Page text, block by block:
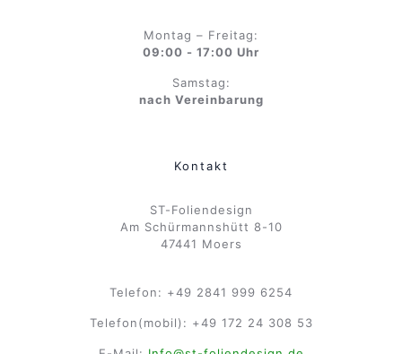
Montag – Freitag:
09:00 - 17:00 Uhr
Samstag:
nach Vereinbarung
Kontakt
ST-Foliendesign
Am Schürmannshütt 8-10
47441 Moers
Telefon: +49 2841 999 6254
Telefon(mobil): +49 172 24 308 53